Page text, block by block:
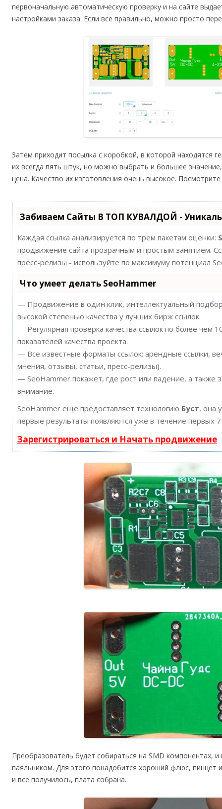
первоначальную автоматическую проверку и на сайте
настройками заказа. Если все правильно, можно просто
Затем приходит посылка с коробкой, в которой находятся
их всегда пять штук, но можно выбрать и большее
цена. Качество их изготовления очень высокое.
Забиваем Сайты В ТОП КУВАЛДОЙ -
Каждая ссылка анализируется по трем пакетам оценки:
продвижение сайта прозрачным и простым занятием.
пресс-релизы - используйте по максимуму потенциал
Что умеет делать SeoHammer
— Продвижение в один клик, интеллектуальный
высокой степенью качества у лучших бирж ссылок.
— Регулярная проверка качества ссылок по более чем
показателей качества проекта.
— Все известные форматы ссылок: арендные ссылки,
мнения, отзывы, статьи, пресс-релизы).
— SeoHammer покажет, где рост или падение, а также
внимание.
SeoHammer еще предоставляет технологию Буст, она
первые результаты появляются уже в течение первых
Зарегистрироваться и Начать продвижение
Преобразователь будет собираться на SMD компонентах,
паяльником. Для этого понадобится хороший флюс, пинцет
и все получилось, плата собрана.